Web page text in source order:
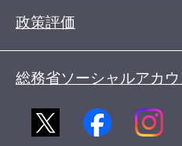
政策評価
総務省ソーシャルアカ